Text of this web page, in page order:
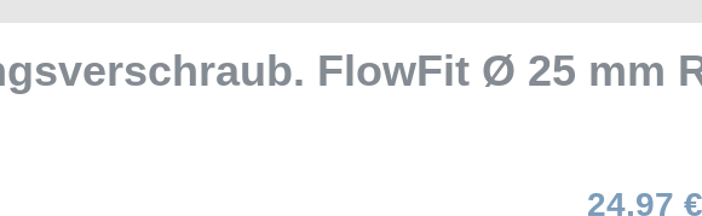
FlowFit Ø 25 mm
24,97 €